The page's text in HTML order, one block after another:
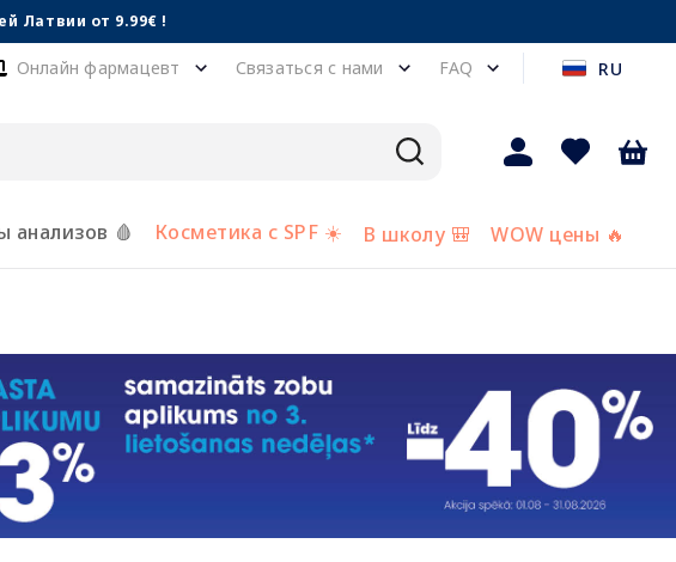
Латвии от 9.99€ !
Онлайн фармацевт Связаться с нами FAQ RU
анализов 🩸 Косметика с SPF ☀️ В школу 🎒 WOW цены 🔥